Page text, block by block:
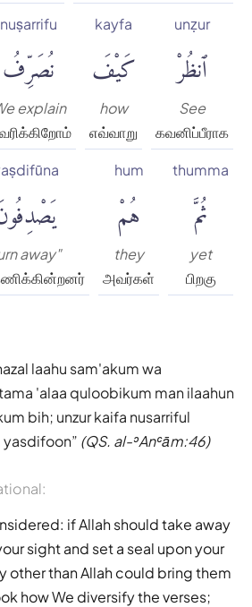
unẓur
ٱنظُرْ
See
கவனிப்பீராக
kayfa
كَيْفَ
how
எவ்வாறு
nuṣarrifu
نُصَرِّفُ
explain
thumma
ثُمَّ
yet
பிறகு
hum
هُمْ
they
அவர்கள்
away"
laahu sam'akum wa
'alaa quloobikum man ilaahun
bih; unzur kaifa nusarriful
yasdifoon (QS. al-ʾAnʿām:46)
if Allah should take away
sight and set a seal upon your
other than Allah could bring them
how We diversify the verses;